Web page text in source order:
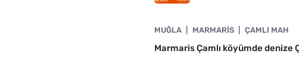
MUĞLA MARMARIS ÇAMLI MAH
Marmaris Çamlı köyümde denize